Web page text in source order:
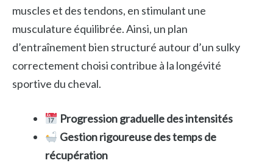
muscles et des tendons, en stimulant une
musculature équilibrée. Ainsi, un plan
d’entraînement bien structuré autour d’un sulky
correctement choisi contribue à la longévité
sportive du cheval.
Progression graduelle des intensités
Gestion rigoureuse des temps de
récupération